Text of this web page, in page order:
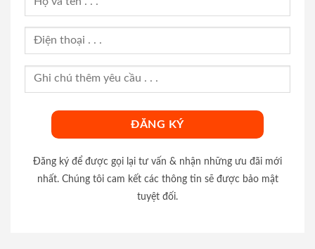
Đăng ký để được gọi lại tư vấn & nhận những ưu đãi mới
nhất. Chúng tôi cam kết các thông tin sẽ được bảo mật
tuyệt đối.